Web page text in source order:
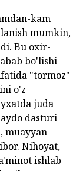
kam
mumkin,
Bu oxir-
bo'lishi
"tormoz"
o'z
juda
dasturi
muayyan
Nihoyat,
ishlab